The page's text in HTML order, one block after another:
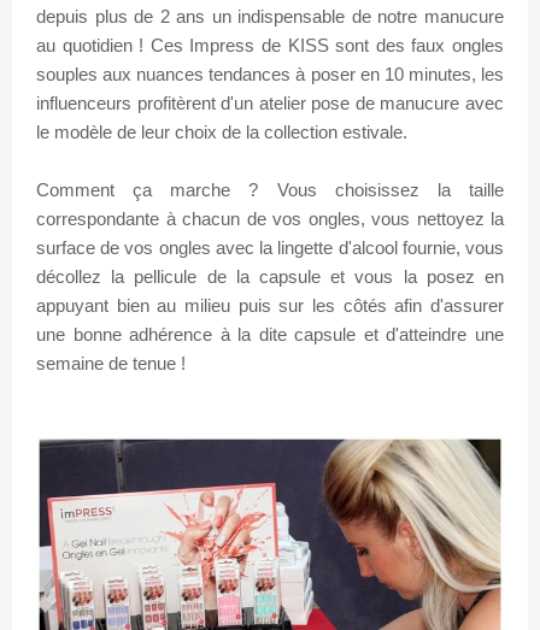
depuis plus de 2 ans un indispensable de notre manucure
au quotidien ! Ces Impress de KISS sont des faux ongles
souples aux nuances tendances à poser en 10 minutes, les
influenceurs profitèrent d'un atelier pose de manucure avec
le modèle de leur choix de la collection estivale.
Comment ça marche ? Vous choisissez la taille
correspondante à chacun de vos ongles, vous nettoyez la
surface de vos ongles avec la lingette d'alcool fournie, vous
décollez la pellicule de la capsule et vous la posez en
appuyant bien au milieu puis sur les côtés afin d'assurer
une bonne adhérence à la dite capsule et d'atteindre une
semaine de tenue !